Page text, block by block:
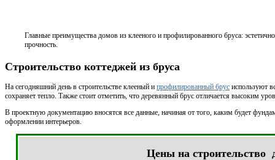
Главные преимущества домов из клееного и профилированного бруса:
прочность.
Строительство коттеджей из бруса
На сегодняшний день в строительстве клееный и профилированный брус используют
сохраняет тепло. Также стоит отметить, что деревянный брус отличается высоким
В проектную документацию вносятся все данные, начиная от того, каким будет
оформлении интерьеров.
Цены на строительство